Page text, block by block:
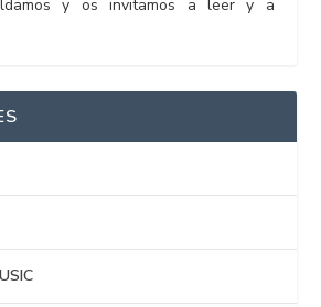
y os invitamos a leer y a